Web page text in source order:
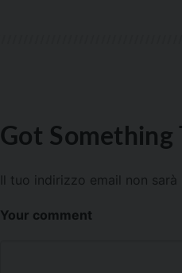
Got Something
Il tuo indirizzo email non sarà
Your comment